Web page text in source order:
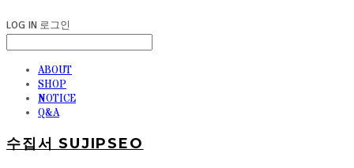
LOG IN 로그인
ABOUT
SHOP
NOTICE
Q&A
수집서 SUJIPSEO